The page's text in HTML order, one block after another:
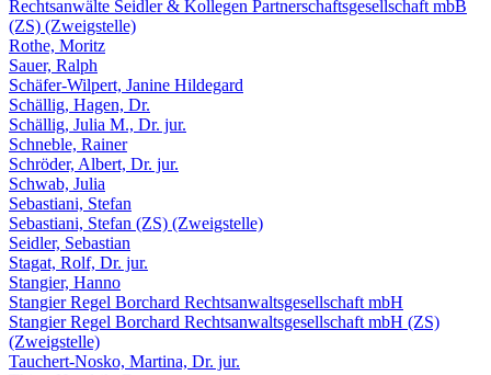
Rechtsanwälte Seidler & Kollegen Partnerschaftsgesellschaft mbB
(ZS) (Zweigstelle)
Rothe, Moritz
Sauer, Ralph
Schäfer-Wilpert, Janine Hildegard
Schällig, Hagen, Dr.
Schällig, Julia M., Dr. jur.
Schneble, Rainer
Schröder, Albert, Dr. jur.
Schwab, Julia
Sebastiani, Stefan
Sebastiani, Stefan (ZS) (Zweigstelle)
Seidler, Sebastian
Stagat, Rolf, Dr. jur.
Stangier, Hanno
Stangier Regel Borchard Rechtsanwaltsgesellschaft mbH
Stangier Regel Borchard Rechtsanwaltsgesellschaft mbH (ZS)
(Zweigstelle)
Tauchert-Nosko, Martina, Dr. jur.